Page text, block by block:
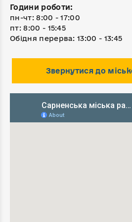
Години роботи:
пн-чт: 8:00 - 17:00
пт: 8:00 - 15:45
Обідня перерва: 13:00 - 13:45
Звернутися до